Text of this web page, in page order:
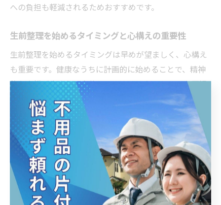
への負担も軽減されるためおすすめです。
生前整理を始めるタイミングと心構えの重要性
生前整理を始めるタイミングは早めが望ましく、心構え
も重要です。健康なうちに計画的に始めることで、精神
的な余裕が生まれ、家族とのコミュニケーションも円滑
になります。例えば、定期的な見直しを習慣化し、無理
なく進めることがポイントです。心構えとしては、過去
を振り返り感謝の気持ちを持つことが、整理作業を前向
きに捉える助けとなり、家族を守る安心感につながりま